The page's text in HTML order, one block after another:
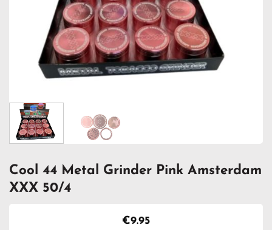
Cool 44 Metal Grinder Pink Amsterdam
XXX 50/4
€9.95